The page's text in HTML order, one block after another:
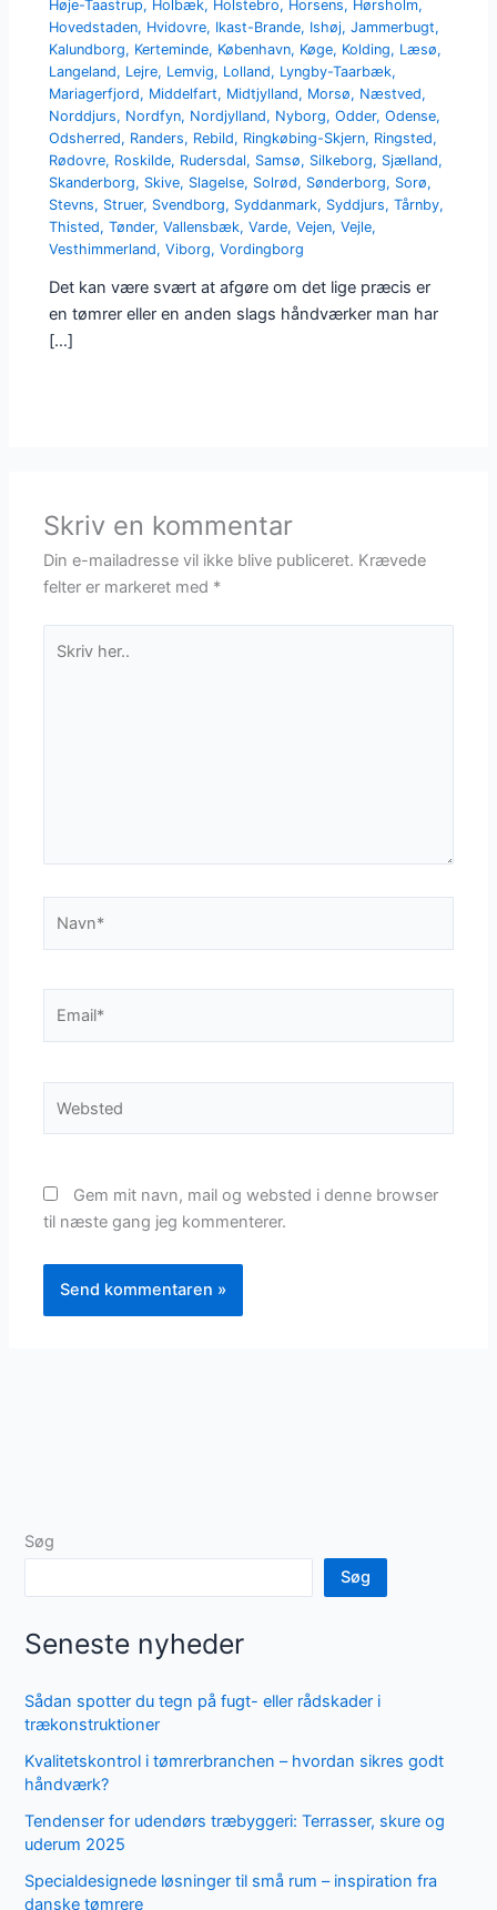
Høje-Taastrup, Holbæk, Holstebro, Horsens, Hørsholm,
Hovedstaden, Hvidovre, Ikast-Brande, Ishøj,Jammerbugt,
Kalundborg, Kerteminde, København, Køge, Kolding, Læsø,
Langeland, Lejre, Lemvig, Lolland, Lyngby-Taarbæk,
Mariagerfjord, Middelfart, Midtjylland, Morsø, Næstved,
Norddjurs, Nordfyn, Nordjylland, Nyborg,Odder,Odense,
Odsherred, Randers, Rebild, Ringkøbing-Skjern, Ringsted,
Rødovre, Roskilde, Rudersdal, Samsø, Silkeborg, Sjælland,
Skanderborg, Skive, Slagelse, Solrød, Sønderborg, Sorø,
Stevns, Struer, Svendborg, Syddanmark, Syddjurs,Tårnby,
Thisted,Tønder,Vallensbæk,Varde,Vejen,Vejle,
Vesthimmerland,Viborg,Vordingborg
Det kan være svært at afgøre om det lige præcis er
en tømrer eller en anden slags håndværker man har
[…]
Skriv en kommentar
Din e-mailadresse vil ikke blive publiceret. Krævede
felter er markeret med *
her..
Gem mit navn, mail og websted i denne browser
til næste gang jeg kommenterer.
Søg
Søg
Seneste nyheder
Sådan spotter du tegn på fugt- eller rådskader i
trækonstruktioner
Kvalitetskontrol i tømrerbranchen – hvordan sikres godt
håndværk?
Tendenser for udendørs træbyggeri: Terrasser, skure og
uderum 2025
Specialdesignede løsninger til små rum – inspiration fra
danske tømrere